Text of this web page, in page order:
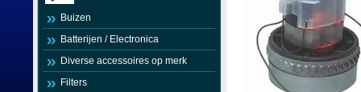
Buizen
Batterijen / Electronica
Diverse accessoires op merk
Filters